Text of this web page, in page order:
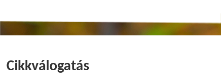
Cikkválogatás